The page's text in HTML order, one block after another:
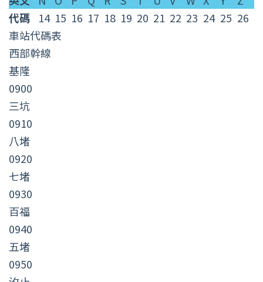
號
英
文
代
碼
表
代碼
14 15 16 17 18 19 20 21 22 23 24 25 26
車站代碼表
西部幹線
基隆
0900
三坑
0910
八堵
0920
七堵
0930
百福
0940
五堵
0950